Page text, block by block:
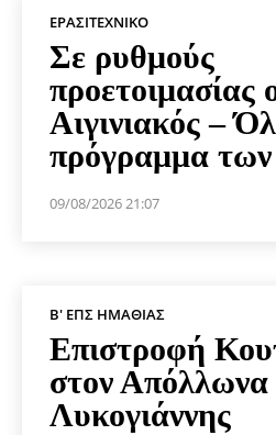
ΕΡΑΣΙΤΕΧΝΙΚΟ
Σε ρυθμούς
προετοιμασίας
Αιγινιακός –
πρόγραμμα των
09/08/2026 21:07
Β' ΕΠΣ ΗΜΑΘΊΑΣ
Επιστροφή
στον Απόλλωνα
Λυκογιάννης